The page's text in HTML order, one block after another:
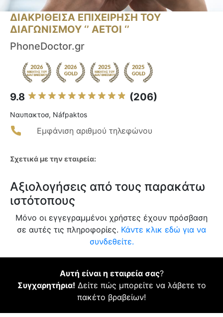
ΔΙΑΚΡΙΘΕΙΣΑ ΕΠΙΧΕΙΡΗΣΗ ΤΟΥ
ΔΙΑΓΩΝΙΣΜΟΥ ‘’ ΑΕΤΟΙ ‘’
PhoneDoctor.gr
9.8 (206)
Ναυπακτοσ, Náfpaktos
Εμφάνιση αριθμού τηλεφώνου
Σχετικά με την εταιρεία:
Αξιολογήσεις από τους παρακάτω
ιστότοπους
Μόνο οι εγγεγραμμένοι χρήστες έχουν πρόσβαση
σε αυτές τις πληροφορίες. Κάντε κλικ εδώ για να
συνδεθείτε.
Αυτή είναι η εταιρεία σας?
Συγχαρητήρια! Δείτε πώς μπορείτε να λάβετε το
πακέτο βραβείων!